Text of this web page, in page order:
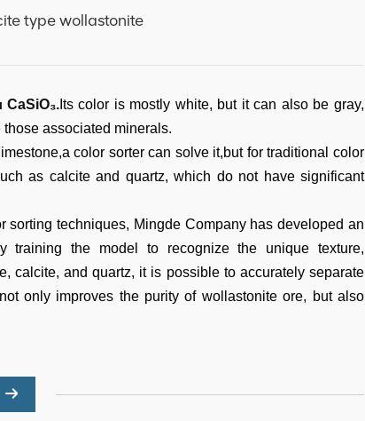
type wollastonite
CaSiO₃.Its color is mostly white, but it can also be gray,
associated minerals.
color sorter can solve it,but for traditional color
as calcite and quartz, which do not have significant
techniques, Mingde Company has developed an
training the model to recognize the unique texture,
calcite, and quartz, it is possible to accurately separate
only improves the purity of wollastonite ore, but also